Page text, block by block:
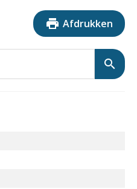
print Afdrukken
search